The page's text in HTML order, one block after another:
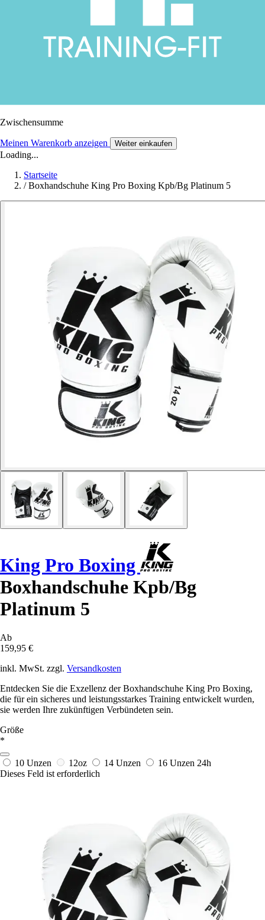
Zwischensumme
Meinen Warenkorb anzeigen Weiter einkaufen
Loading...
Startseite
/ Boxhandschuhe King Pro Boxing Kpb/Bg Platinum 5
King Pro Boxing
Boxhandschuhe Kpb/Bg
Platinum 5
Ab
159,95 €
inkl. MwSt. zzgl. Versandkosten
Entdecken Sie die Exzellenz der Boxhandschuhe King Pro Boxing,
die für ein sicheres und leistungsstarkes Training entwickelt wurden,
sie werden Ihre zukünftigen Verbündeten sein.
Größe
*
10 Unzen 12oz 14 Unzen 16 Unzen 24h
Dieses Feld ist erforderlich